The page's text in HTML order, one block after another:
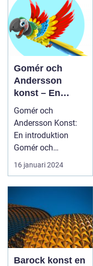
Gomér och
Andersson
konst – En
mångdimension
ell utforskning
av konsten
Gomér och
Andersson Konst:
En introduktion
Gomér och
Andersson Konst är
en innovativ rörelse
inom d...
16 januari 2024
Barock konst en